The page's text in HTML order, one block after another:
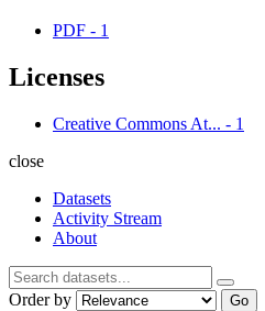
PDF - 1
Licenses
Creative Commons At... - 1
close
Datasets
Activity Stream
About
Order by Go